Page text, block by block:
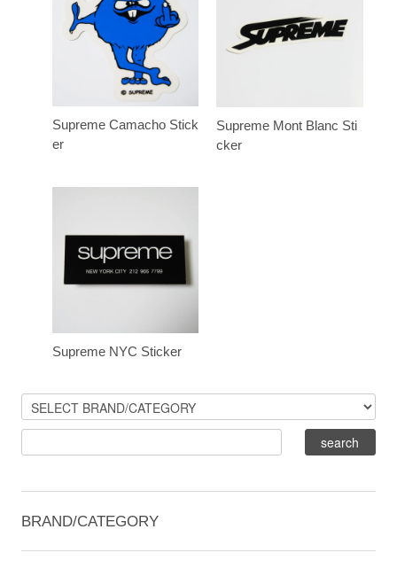
Supreme Camacho Stick
er
Supreme Mont Blanc Sti
cker
Supreme NYC Sticker
BRAND/CATEGORY